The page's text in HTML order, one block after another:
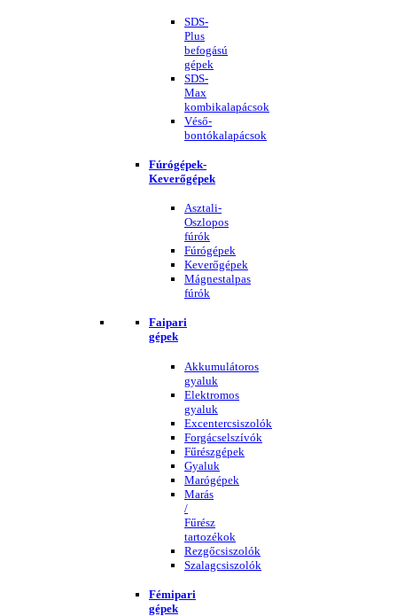
SDS-
Plus
befogású
gépek
SDS-
Max
kombikalapácsok
Véső-
bontókalapácsok
Fúrógépek-
Keverőgépek
Asztali-
Oszlopos
fúrók
Fúrógépek
Keverőgépek
Mágnestalpas
fúrók
Faipari
gépek
Akkumulátoros
gyaluk
Elektromos
gyaluk
Excentercsiszolók
Forgácselszívók
Fűrészgépek
Gyaluk
Marógépek
Marás
/
Fűrész
tartozékok
Rezgőcsiszolók
Szalagcsiszolók
Fémipari
gépek